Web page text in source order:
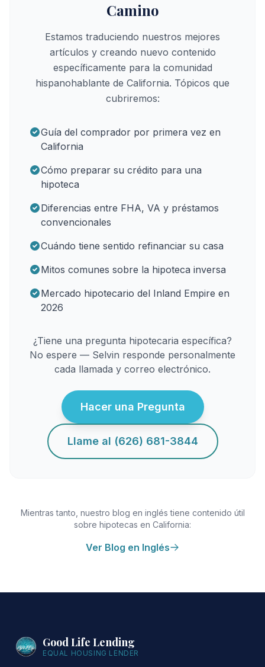
Camino
Estamos traduciendo nuestros mejores
artículos y creando nuevo contenido
específicamente para la comunidad
hispanohablante de California. Tópicos que
cubriremos:
Guía del comprador por primera vez en
California
Cómo preparar su crédito para una
hipoteca
Diferencias entre FHA, VA y préstamos
convencionales
Cuándo tiene sentido refinanciar su casa
Mitos comunes sobre la hipoteca inversa
Mercado hipotecario del Inland Empire en
2026
¿Tiene una pregunta hipotecaria específica?
No espere — Selvin responde personalmente
cada llamada y correo electrónico.
Hacer una Pregunta
Llame al (626) 681-3844
Mientras tanto, nuestro blog en inglés tiene contenido útil
sobre hipotecas en California:
Ver Blog en Inglés
Good Life Lending
EQUAL HOUSING LENDER